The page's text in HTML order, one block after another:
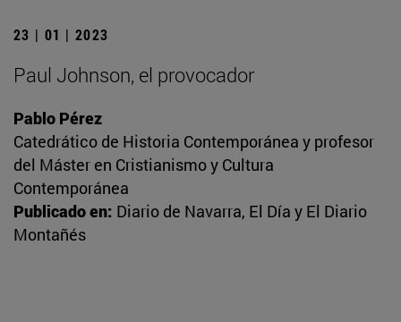
23 | 01 | 2023
Paul Johnson, el provocador
Pablo Pérez
Catedrático de Historia Contemporánea y profesor
del Máster en Cristianismo y Cultura
Contemporánea
Publicado en: Diario de Navarra, El Día y El Diario
Montañés